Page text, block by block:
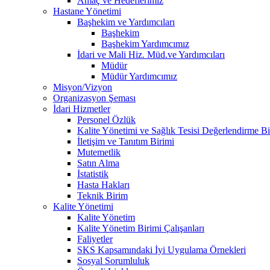
Hastane Yönetimi
Başhekim ve Yardımcıları
Başhekim
Başhekim Yardımcımız
İdari ve Mali Hiz. Müd.ve Yardımcıları
Müdür
Müdür Yardımcımız
Misyon/Vizyon
Organizasyon Şeması
İdari Hizmetler
Personel Özlük
Kalite Yönetimi ve Sağlık Tesisi Değerlendirme
İletişim ve Tanıtım Birimi
Mutemetlik
Satın Alma
İstatistik
Hasta Hakları
Teknik Birim
Kalite Yönetimi
Kalite Yönetim
Kalite Yönetim Birimi Çalışanları
Faliyetler
SKS Kapsamındaki İyi Uygulama Örnekleri
Sosyal Sorumluluk